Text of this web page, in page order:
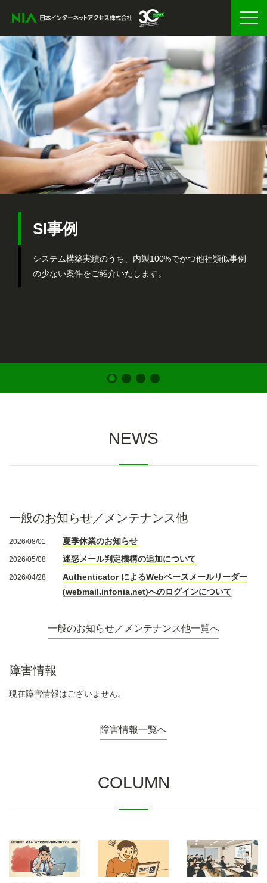
SI事例
システム構築実績のうち、内製100%でかつ他社類似事例
の少ない案件をご紹介いたします。
1 2 3
NEWS
一般のお知らせ／メンテナンス他
2026/08/01 夏季休業のお知らせ
2026/05/08 迷惑メール判定機構の追加について
2026/04/28
Authenticator によるWebベースメールリーダー
(webmail.infonia.net)へのログインについて
一般のお知らせ／メンテナンス他一覧へ
障害情報
現在障害情報はございません。
障害情報一覧へ
COLUMN